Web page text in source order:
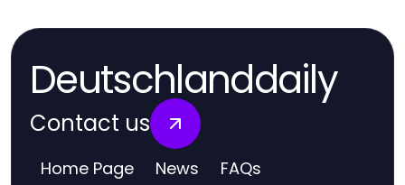
Deutschlanddaily
Contact us
Home Page News FAQs